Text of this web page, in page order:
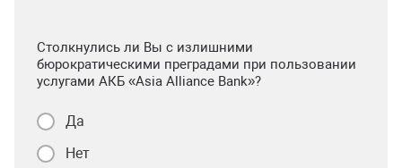
Столкнулись ли Вы с излишними
бюрократическими преградами при пользовании
услугами АКБ «Asia Alliance Bank»?
Да
Нет